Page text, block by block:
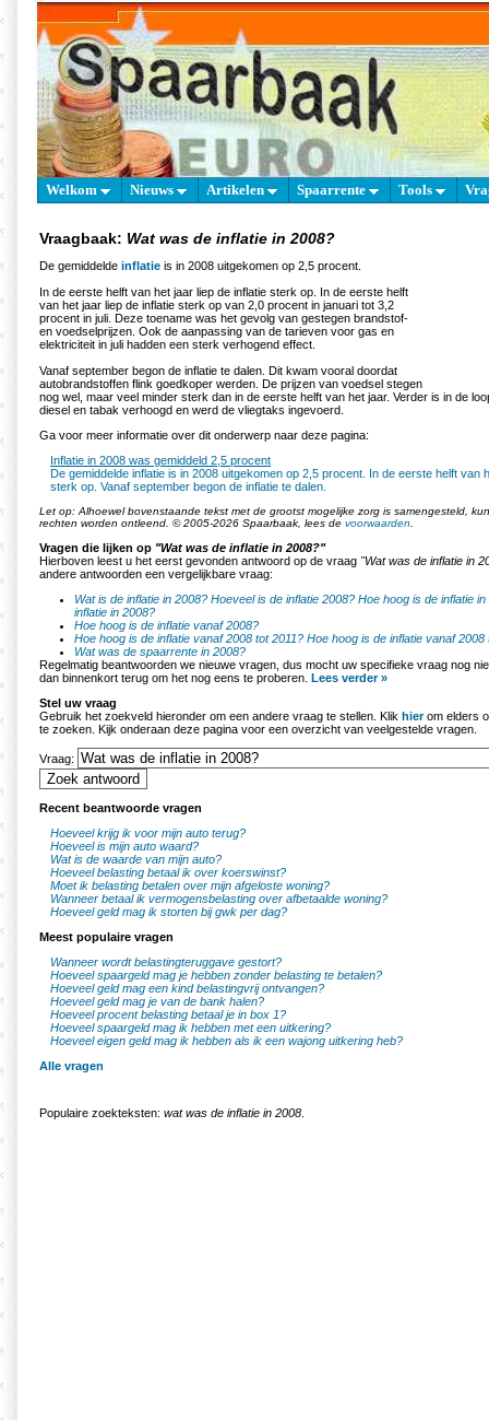
Welkom Nieuws Artikelen Spaarrente Tools
Vraagbaak: Wat was de inflatie in 2008?
De gemiddelde inflatie is in 2008 uitgekomen op 2,5 procent.
In de eerste helft van het jaar liep de inflatie sterk op. In de eerste helft
van het jaar liep de inflatie sterk op van 2,0 procent in januari tot 3,2
procent in juli. Deze toename was het gevolg van gestegen brandstof-
en voedselprijzen. Ook de aanpassing van de tarieven voor gas en
elektriciteit in juli hadden een sterk verhogend effect.
Vanaf september begon de inflatie te dalen. Dit kwam vooral doordat
autobrandstoffen flink goedkoper werden. De prijzen van voedsel stegen
nog wel, maar veel minder sterk dan in de eerste helft van het jaar. Verder is in de
diesel en tabak verhoogd en werd de vliegtaks ingevoerd.
Ga voor meer informatie over dit onderwerp naar deze pagina:
Inflatie in 2008 was gemiddeld 2,5 procent
De gemiddelde inflatie is in 2008 uitgekomen op 2,5 procent. In de eerste helft van
sterk op. Vanaf september begon de inflatie te dalen.
Let op: Alhoewel bovenstaande tekst met de grootst mogelijke zorg is samengesteld,
rechten worden ontleend. © 2005-2026 Spaarbaak, lees de voorwaarden
Vragen die lijken op "Wat was de inflatie in 2008?"
Hierboven leest u het eerst gevonden antwoord op de vraag "Wat was de inflatie in
andere antwoorden een vergelijkbare vraag:
Wat is de inflatie in 2008? Hoeveel is de inflatie 2008? Hoe hoog is de inflatie in
inflatie in 2008?
Hoe hoog is de inflatie vanaf 2008?
Hoe hoog is de inflatie vanaf 2008 tot 2011? Hoe hoog is de inflatie vanaf 2008
Wat was de spaarrente in 2008?
Regelmatig beantwoorden we nieuwe vragen, dus mocht uw specifieke vraag nog
dan binnenkort terug om het nog eens te proberen. Lees verder »
Stel uw vraag
Gebruik het zoekveld hieronder om een andere vraag te stellen. Klik hierom elders
te zoeken. Kijk onderaan deze pagina voor een overzicht van veelgestelde vragen.
Vraag:
Recent beantwoorde vragen
Hoeveel krijg ik voor mijn auto terug?
Hoeveel is mijn auto waard?
Wat is de waarde van mijn auto?
Hoeveel belasting betaal ik over koerswinst?
Moet ik belasting betalen over mijn afgeloste woning?
Wanneer betaal ik vermogensbelasting over afbetaalde woning?
Hoeveel geld mag ik storten bij gwk per dag?
Meest populaire vragen
Wanneer wordt belastingteruggave gestort?
Hoeveel spaargeld mag je hebben zonder belasting te betalen?
Hoeveel geld mag een kind belastingvrij ontvangen?
Hoeveel geld mag je van de bank halen?
Hoeveel procent belasting betaal je in box 1?
Hoeveel spaargeld mag ik hebben met een uitkering?
Hoeveel eigen geld mag ik hebben als ik een wajong uitkering heb?
Alle vragen
Populaire zoekteksten: wat was de inflatie in 2008